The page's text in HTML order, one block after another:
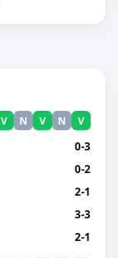
V N V N V
0-3
0-2
2-1
3-3
2-1